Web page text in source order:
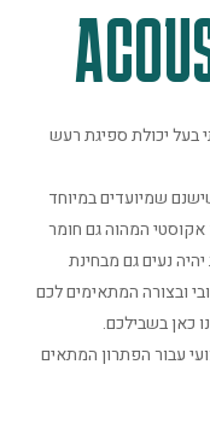
בעל יכולת ספיגת רעש
שמיועדים במיוחד
אקוסטי המהוה גם חומר
נעים גם מבחינת
ובצורה המתאימים לכם
כאן בשבילכם.
3318555 ליעוץ מקצועי עבור הפתרון המתאים